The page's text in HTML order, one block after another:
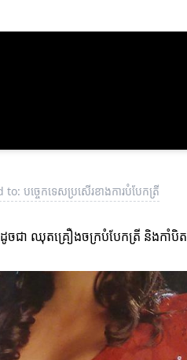
បច្ចេកទេសប្រសើរខាងការបំបែកត្រី
ជា ឈុតគ្រឿងចក្របំបែកត្រី និងកាំបិ